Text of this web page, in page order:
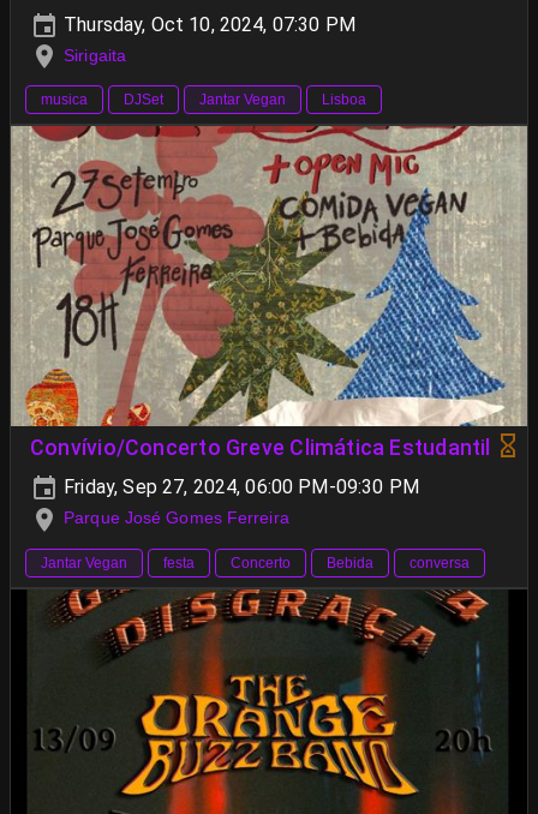
Thursday, Oct 10, 2024, 07:30 PM
Sirigaita
musica DJSet Jantar Vegan Lisboa
Convívio/Concerto Greve Climática Estudantil
Friday, Sep 27, 2024, 06:00 PM-09:30 PM
Parque José Gomes Ferreira
Jantar Vegan festa Concerto Bebida conversa